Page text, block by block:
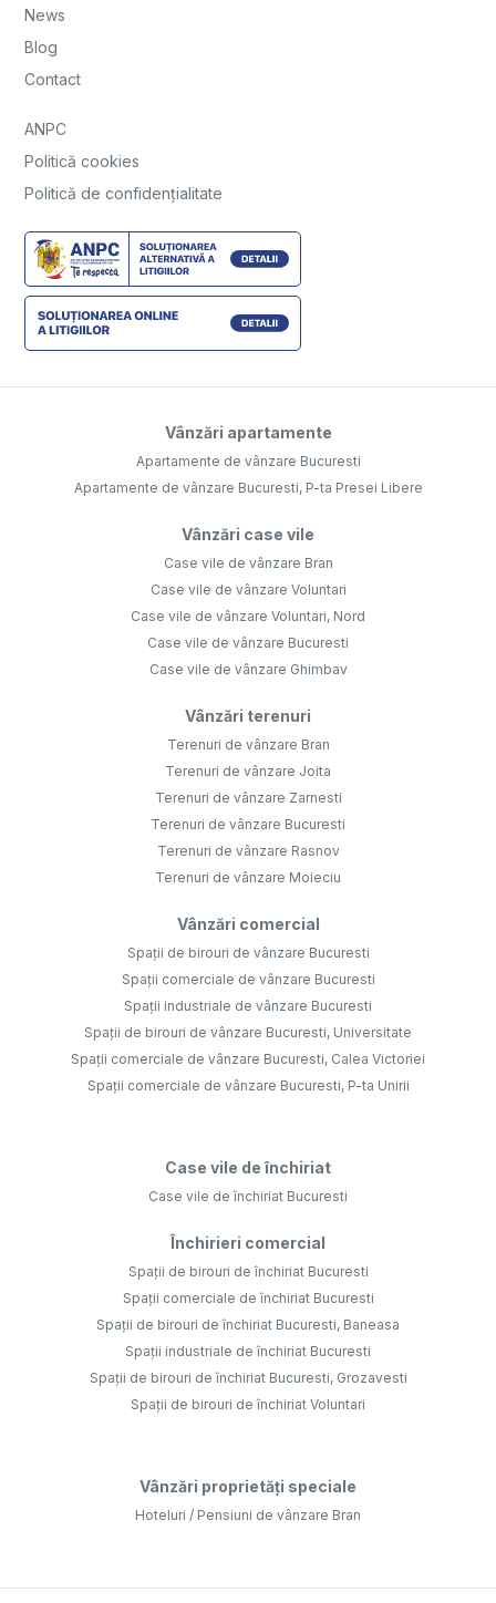
News
Blog
Contact
ANPC
Politică cookies
Politică de confidențialitate
Vânzări apartamente
Apartamente de vânzare Bucuresti
Apartamente de vânzare Bucuresti, P-ta Presei Libere
Vânzări case vile
Case vile de vânzare Bran
Case vile de vânzare Voluntari
Case vile de vânzare Voluntari, Nord
Case vile de vânzare Bucuresti
Case vile de vânzare Ghimbav
Vânzări terenuri
Terenuri de vânzare Bran
Terenuri de vânzare Joita
Terenuri de vânzare Zarnesti
Terenuri de vânzare Bucuresti
Terenuri de vânzare Rasnov
Terenuri de vânzare Moieciu
Vânzări comercial
Spații de birouri de vânzare Bucuresti
Spații comerciale de vânzare Bucuresti
Spații industriale de vânzare Bucuresti
Spații de birouri de vânzare Bucuresti, Universitate
Spații comerciale de vânzare Bucuresti, Calea Victoriei
Spații comerciale de vânzare Bucuresti, P-ta Unirii
Case vile de închiriat
Case vile de închiriat Bucuresti
Închirieri comercial
Spații de birouri de închiriat Bucuresti
Spații comerciale de închiriat Bucuresti
Spații de birouri de închiriat Bucuresti, Baneasa
Spații industriale de închiriat Bucuresti
Spații de birouri de închiriat Bucuresti, Grozavesti
Spații de birouri de închiriat Voluntari
Vânzări proprietăți speciale
Hoteluri / Pensiuni de vânzare Bran